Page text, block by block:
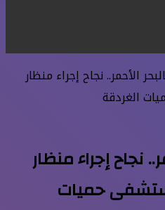
الأحمر.. نجاح إجراء منظار
الغردقة
نجاح إجراء منظار
حميات